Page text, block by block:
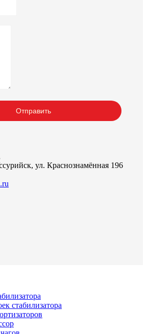
ул. Краснознамённая 196
стабилизатора